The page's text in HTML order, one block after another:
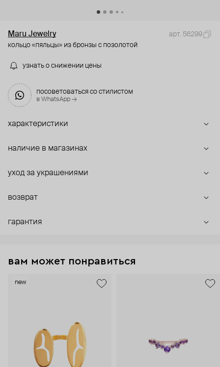
Maru Jewelry
арт. 56299
кольцо «пяльцы» из бронзы с позолотой
узнать о снижении цены
посоветоваться со стилистом
в WhatsApp →
характеристики
наличие в магазинах
уход за украшениями
возврат
гарантия
вам может понравиться
new